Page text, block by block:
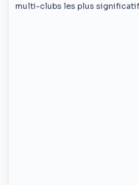
multi-clubs les plus